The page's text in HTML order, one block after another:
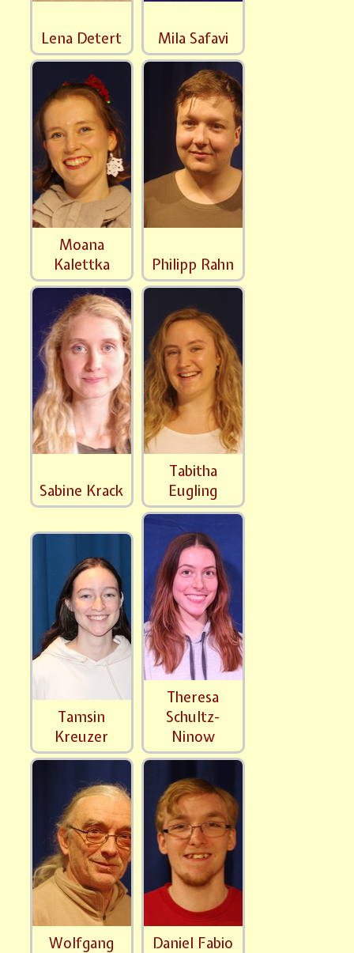
Lena Detert Mila Safavi
Moana
Kalettka
Philipp Rahn
Sabine Krack
Tabitha
Eugling
Tamsin
Kreuzer
Theresa
Schultz-
Ninow
Wolfgang
Daniel Fabio